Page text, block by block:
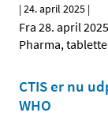
|24. april 2025 |
Fra 28. april
Pharma,
CTIS er nu
WHO